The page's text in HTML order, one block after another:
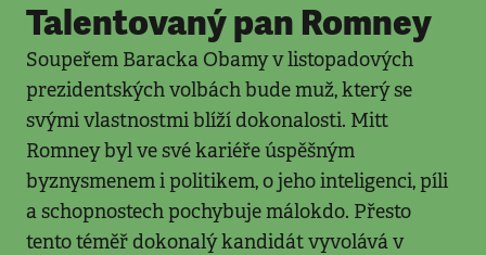
Talentovaný pan Romney
Soupeřem Baracka Obamy v listopadových
prezidentských volbách bude muž, který se
svými vlastnostmi blíží dokonalosti. Mitt
Romney byl ve své kariéře úspěšným
byznysmenem i politikem, o jeho inteligenci, píli
a schopnostech pochybuje málokdo. Přesto
tento téměř dokonalý kandidát vyvolává v